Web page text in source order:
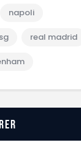
napoli
real madrid